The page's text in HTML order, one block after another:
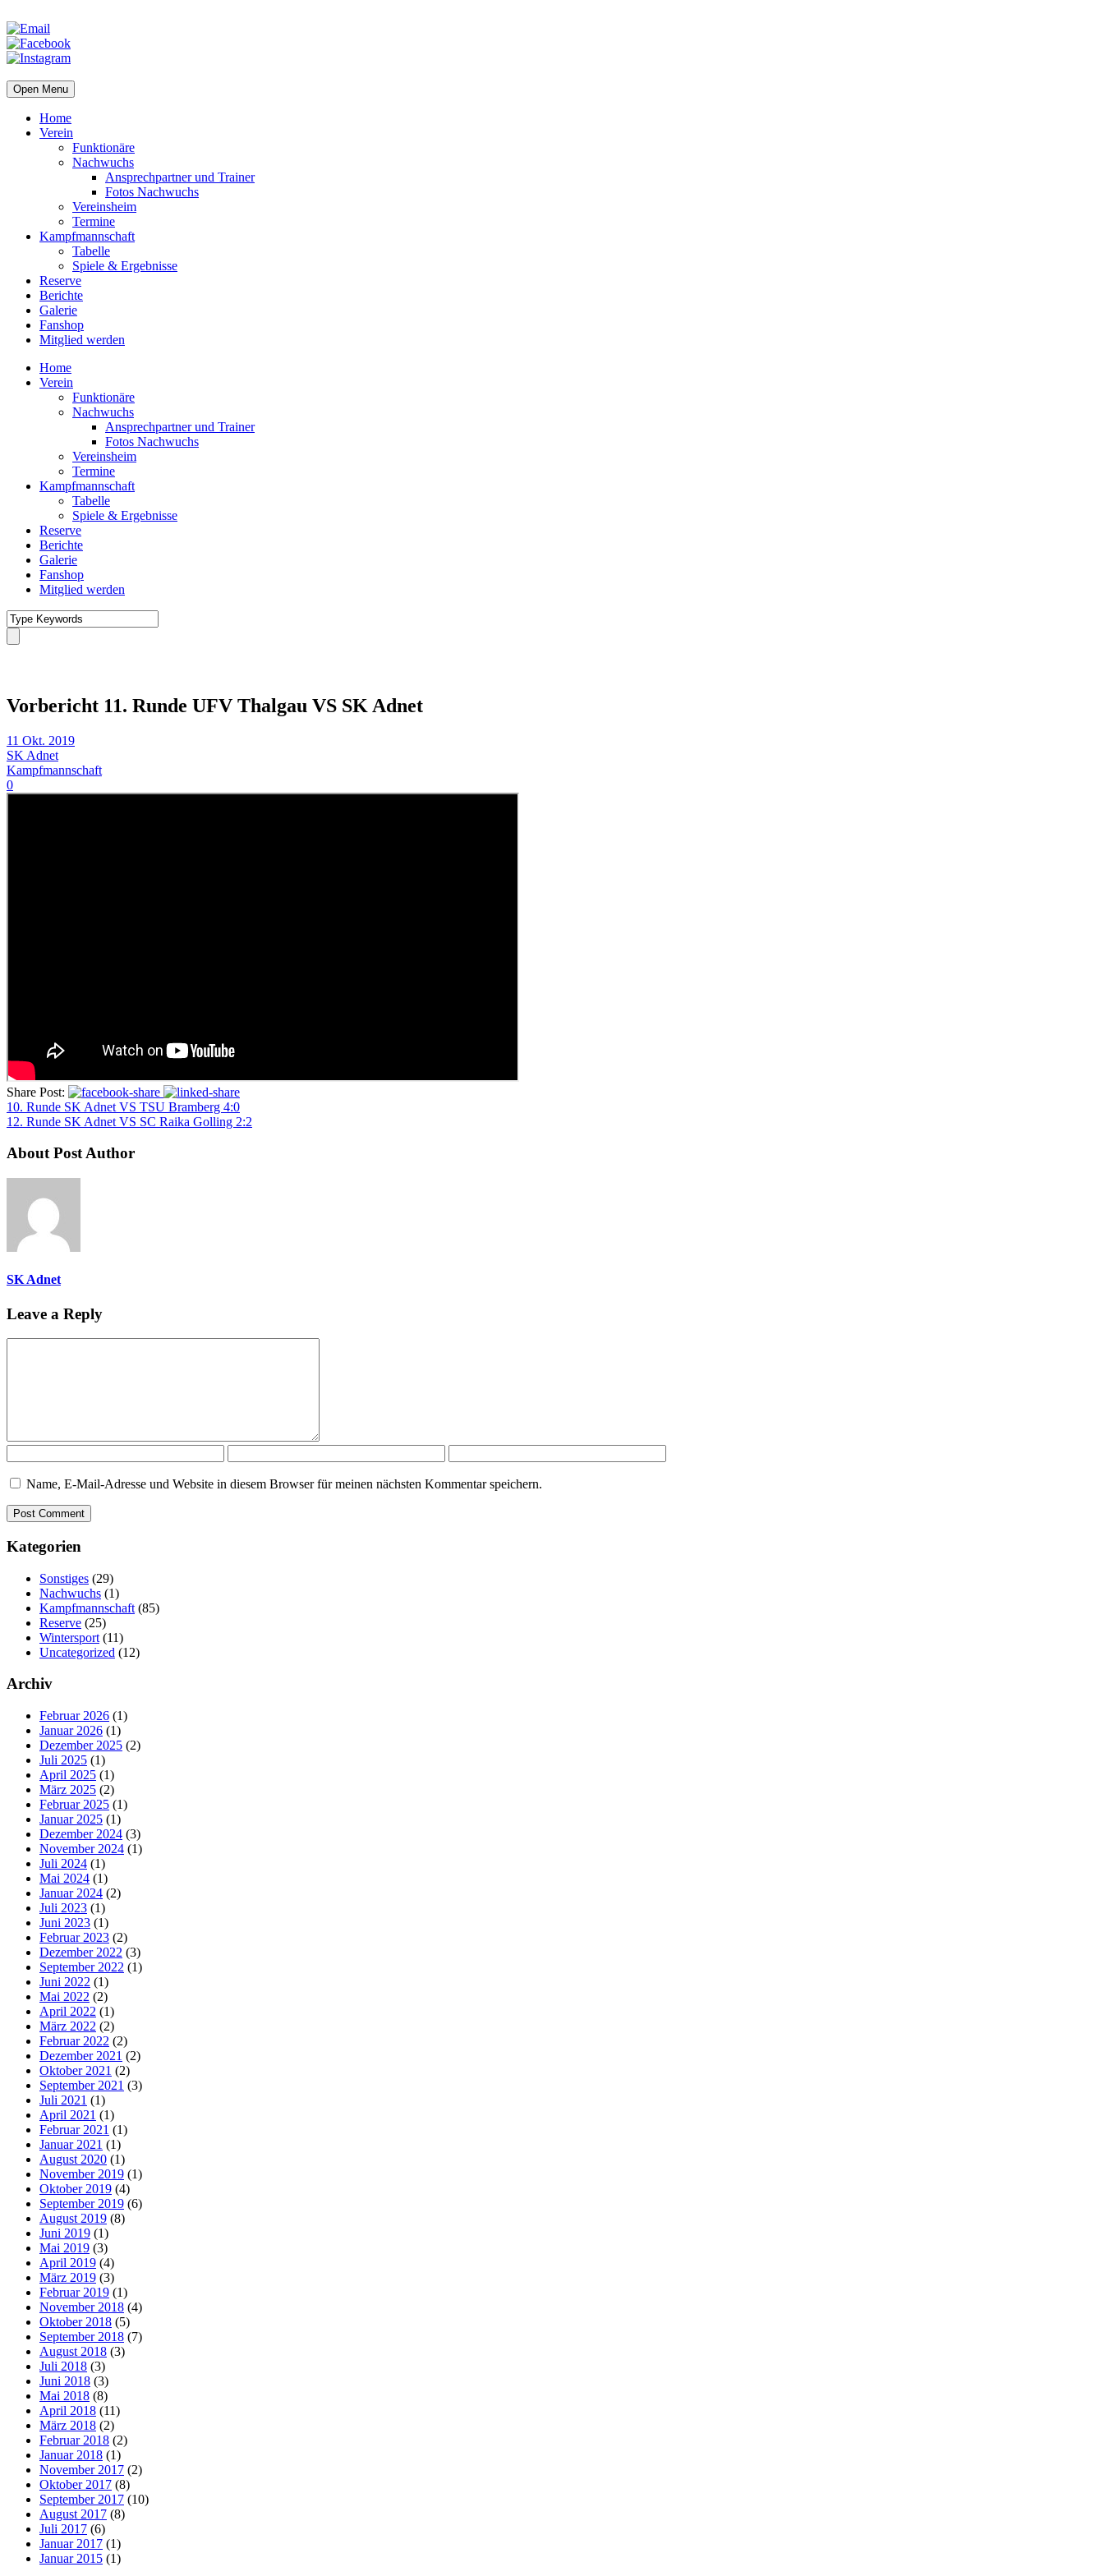
Open Menu
Home
Verein
Funktionäre
Nachwuchs
Ansprechpartner und Trainer
Fotos Nachwuchs
Vereinsheim
Termine
Kampfmannschaft
Tabelle
Spiele & Ergebnisse
Reserve
Berichte
Galerie
Fanshop
Mitglied werden
Home
Verein
Funktionäre
Nachwuchs
Ansprechpartner und Trainer
Fotos Nachwuchs
Vereinsheim
Termine
Kampfmannschaft
Tabelle
Spiele & Ergebnisse
Reserve
Berichte
Galerie
Fanshop
Mitglied werden
Vorbericht 11. Runde UFV Thalgau VS SK Adnet
11 Okt. 2019
SK Adnet
Kampfmannschaft
0
Share Post:
10. Runde SK Adnet VS TSU Bramberg 4:0
12. Runde SK Adnet VS SC Raika Golling 2:2
About Post Author
SK Adnet
Leave a Reply
Name, E-Mail-Adresse und Website in diesem Browser für meinen nächsten Kommentar speichern.
Kategorien
Sonstiges (29)
Nachwuchs (1)
Kampfmannschaft (85)
Reserve (25)
Wintersport (11)
Uncategorized (12)
Archiv
Februar 2026 (1)
Januar 2026 (1)
Dezember 2025 (2)
Juli 2025 (1)
April 2025 (1)
März 2025 (2)
Februar 2025 (1)
Januar 2025 (1)
Dezember 2024 (3)
November 2024 (1)
Juli 2024 (1)
Mai 2024 (1)
Januar 2024 (2)
Juli 2023 (1)
Juni 2023 (1)
Februar 2023 (2)
Dezember 2022 (3)
September 2022 (1)
Juni 2022 (1)
Mai 2022 (2)
April 2022 (1)
März 2022 (2)
Februar 2022 (2)
Dezember 2021 (2)
Oktober 2021 (2)
September 2021 (3)
Juli 2021 (1)
April 2021 (1)
Februar 2021 (1)
Januar 2021 (1)
August 2020 (1)
November 2019 (1)
Oktober 2019 (4)
September 2019 (6)
August 2019 (8)
Juni 2019 (1)
Mai 2019 (3)
April 2019 (4)
März 2019 (3)
Februar 2019 (1)
November 2018 (4)
Oktober 2018 (5)
September 2018 (7)
August 2018 (3)
Juli 2018 (3)
Juni 2018 (3)
Mai 2018 (8)
April 2018 (11)
März 2018 (2)
Februar 2018 (2)
Januar 2018 (1)
November 2017 (2)
Oktober 2017 (8)
September 2017 (10)
August 2017 (8)
Juli 2017 (6)
Januar 2017 (1)
Januar 2015 (1)